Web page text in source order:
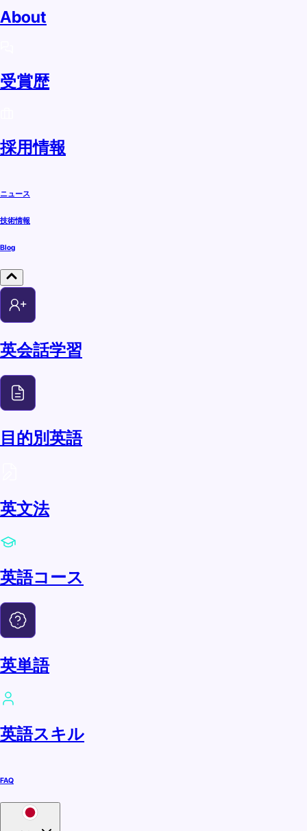
About
受賞歴
採用情報
ニュース
技術情報
Blog
英会話学習
目的別英語
英文法
英語コース
英単語
英語スキル
FAQ